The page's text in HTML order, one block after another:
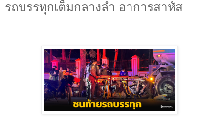
รถบรรทุกเต็มกลางลำ อาการสาหัส